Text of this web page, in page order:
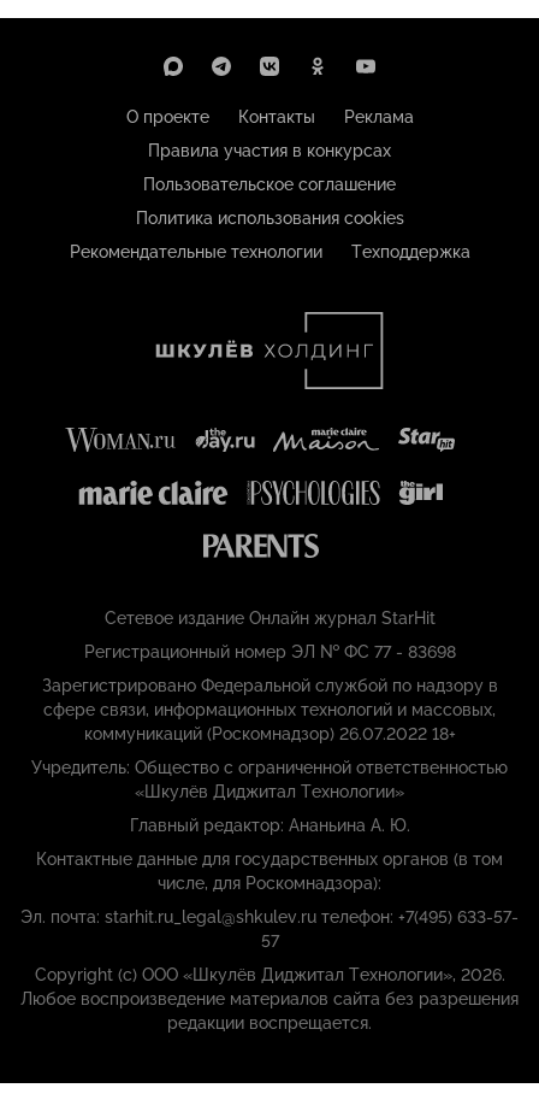
О проекте Контакты
Реклама
Правила участия в конкурсах
Пользовательское соглашение
Политика использования cookies
Рекомендательные технологии
Техподдержка
Сетевое издание Онлайн журнал StarHit
Регистрационный номер ЭЛ № ФС 77 - 83698
Зарегистрировано Федеральной службой по надзору в
сфере связи, информационных технологий и массовых,
коммуникаций (Роскомнадзор) 26.07.2022 18+
Учредитель: Общество с ограниченной ответственностью
«Шкулёв Диджитал Технологии»
Главный редактор: Ананьина А. Ю.
Контактные данные для государственных органов (в том
числе, для Роскомнадзора):
Эл. почта: starhit.ru_legal@shkulev.ru телефон: +7(495) 633-57-
57
Copyright (с) ООО «Шкулёв Диджитал Технологии», 2026.
Любое воспроизведение материалов сайта без разрешения
редакции воспрещается.